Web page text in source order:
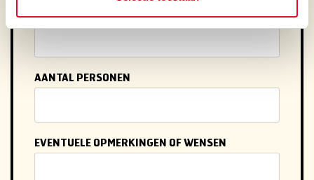
AANTAL PERSONEN
EVENTUELE OPMERKINGEN OF WENSEN